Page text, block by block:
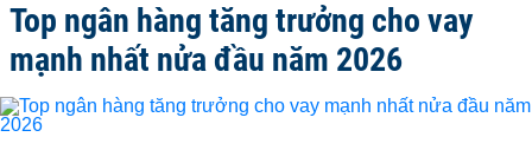
Top ngân hàng tăng trưởng cho vay
mạnh nhất nửa đầu năm 2026